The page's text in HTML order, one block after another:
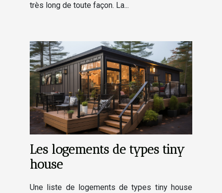
très long de toute façon. La...
Les logements de types tiny
house
Une liste de logements de types tiny house